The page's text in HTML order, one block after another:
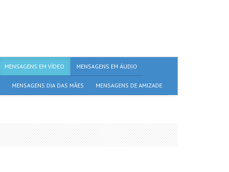
MENSAGENS EM VÍDEO MENSAGENS EM ÁUDIO
MENSAGENS DIA DAS MÃES MENSAGENS DE AMIZADE